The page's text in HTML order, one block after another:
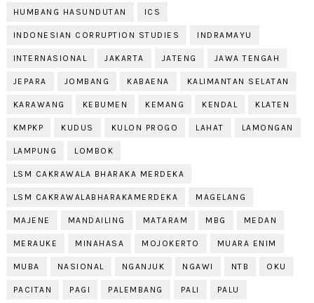
HUMBANG HASUNDUTAN ICS
INDONESIAN CORRUPTION STUDIES INDRAMAYU
INTERNASIONAL JAKARTA JATENG JAWA TENGAH
JEPARA JOMBANG KABAENA KALIMANTAN SELATAN
KARAWANG KEBUMEN KEMANG KENDAL KLATEN
KMPKP KUDUS KULON PROGO LAHAT LAMONGAN
LAMPUNG LOMBOK
LSM CAKRAWALA BHARAKA MERDEKA
LSM CAKRAWALABHARAKAMERDEKA MAGELANG
MAJENE MANDAILING MATARAM MBG MEDAN
MERAUKE MINAHASA MOJOKERTO MUARA ENIM
MUBA NASIONAL NGANJUK NGAWI NTB OKU
PACITAN PAGI PALEMBANG PALI PALU